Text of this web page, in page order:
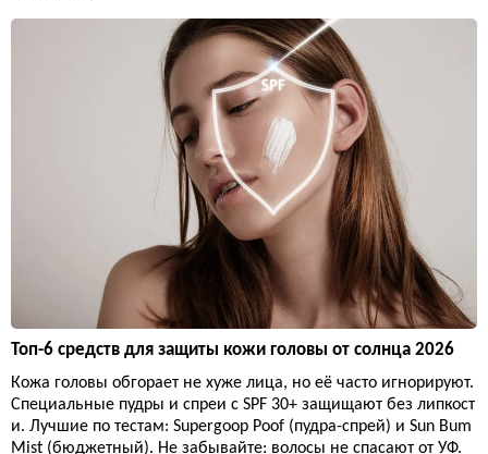
Топ-6 средств для защиты кожи головы от солнца 2026
Кожа головы обгорает не хуже лица, но её часто игнорируют.
Специальные пудры и спреи с SPF 30+ защищают без липкост
и. Лучшие по тестам: Supergoop Poof (пудра-спрей) и Sun Bum
Mist (бюджетный). Не забывайте: волосы не спасают от УФ.